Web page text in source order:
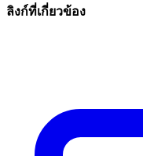
ลิงก์ที่เกี่ยวข้อง